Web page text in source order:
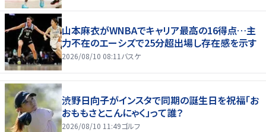
山本麻衣がWNBAでキャリア最高の16得点…主
力不在のエーシズで25分超出場し存在感を示す
2026/08/10 08:11 バスケ
渋野日向子がインスタで同期の誕生日を祝福「お
おももさとこんにゃく」って誰？
2026/08/10 11:49ゴルフ